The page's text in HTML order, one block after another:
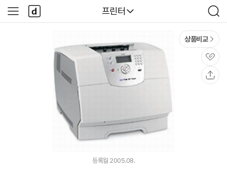
다나와
프린터
검
색
사
이
다
나
와
상품비교
관
심
등록월 2005.08.